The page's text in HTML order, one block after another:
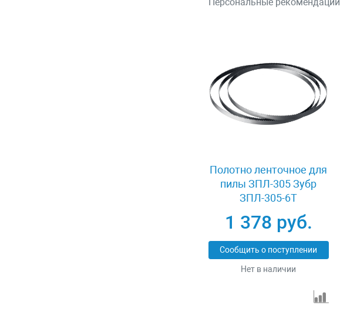
Полотно ленточное для
пилы ЗПЛ-305 Зубр
ЗПЛ-305-6Т
1 378 руб.
Сообщить о поступлении
Нет в наличии